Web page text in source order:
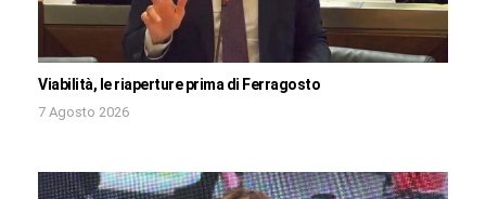
Viabilità, le riaperture prima di Ferragosto
7 Agosto 2026